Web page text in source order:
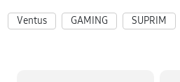
Ventus GAMING SUPRIM